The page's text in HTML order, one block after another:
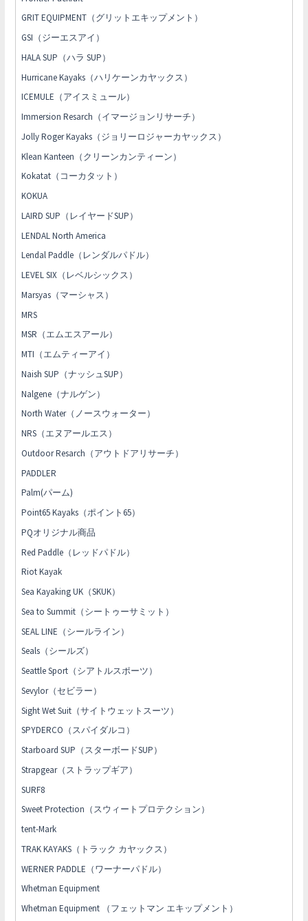
GRIT EQUIPMENT（グリットエキップメント）
GSI（ジーエスアイ）
HALA SUP（ハラ SUP）
Hurricane Kayaks（ハリケーンカヤックス）
ICEMULE（アイスミュール）
Immersion Resarch（イマージョンリサーチ）
Jolly Roger Kayaks（ジョリーロジャーカヤックス）
Klean Kanteen（クリーンカンティーン）
Kokatat（コーカタット）
KOKUA
LAIRD SUP（レイヤードSUP）
LENDAL North America
Lendal Paddle（レンダルパドル）
LEVEL SIX（レベルシックス）
Marsyas（マーシャス）
MRS
MSR（エムエスアール）
MTI（エムティーアイ）
Naish SUP（ナッシュSUP）
Nalgene（ナルゲン）
North Water（ノースウォーター）
NRS（エヌアールエス）
Outdoor Resarch（アウトドアリサーチ）
PADDLER
Palm(パーム)
Point65 Kayaks（ポイント65）
PQオリジナル商品
Red Paddle（レッドパドル）
Riot Kayak
Sea Kayaking UK（SKUK）
Sea to Summit（シートゥーサミット）
SEAL LINE（シールライン）
Seals（シールズ）
Seattle Sport（シアトルスポーツ）
Sevylor（セビラー）
Sight Wet Suit（サイトウェットスーツ）
SPYDERCO（スパイダルコ）
Starboard SUP（スターボードSUP）
Strapgear（ストラップギア）
SURF8
Sweet Protection（スウィートプロテクション）
tent-Mark
TRAK KAYAKS（トラック カヤックス）
WERNER PADDLE（ワーナーパドル）
Whetman Equipment
Whetman Equipment （フェットマン エキップメント）